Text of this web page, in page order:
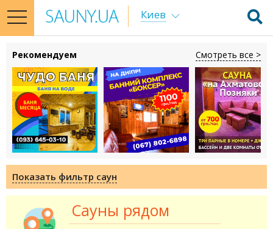
toggle
navigation
Киев
Рекомендуем Смотреть все >
Сауны рядом
Показать фильтр саун